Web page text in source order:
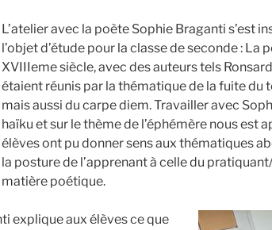
L’atelier avec la poète Sophie Braganti s’est
l’objet d’étude pour la classe de seconde : La
XVIIIeme siècle, avec des auteurs tels
étaient réunis par la thématique de la fuite du
mais aussi du carpe diem. Travailler avec
haïku et sur le thème de l’éphémère nous est
élèves ont pu donner sens aux thématiques
la posture de l’apprenant à celle du
matière poétique.
explique aux élèves ce que